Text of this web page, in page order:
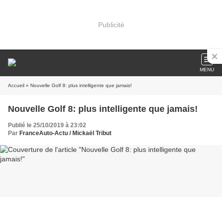
Publicité
MENU
Accueil » Nouvelle Golf 8: plus intelligente que jamais!
Nouvelle Golf 8: plus intelligente que jamais!
Publié le 25/10/2019 à 23:02
Par FranceAuto-Actu / Mickaël Tribut